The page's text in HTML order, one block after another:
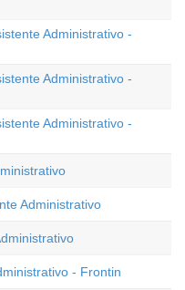
Administrativo -
Administrativo -
Administrativo -
Administrativo
- Frontin